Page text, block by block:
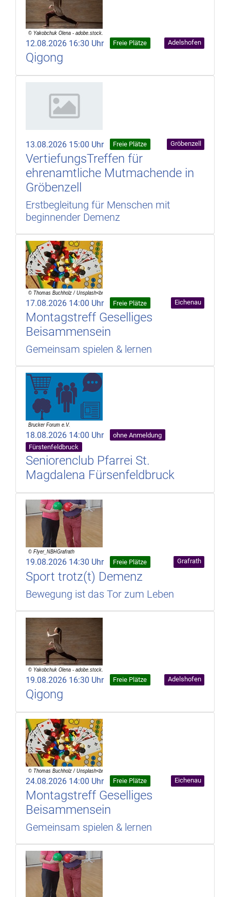
12.08.2026 16:30 Uhr Freie Plätze Adelshofen
Qigong
13.08.2026 15:00 Uhr Freie Plätze Gröbenzell
VertiefungsTreffen für
ehrenamtliche Mutmachende in
Gröbenzell
Erstbegleitung für Menschen mit
beginnender Demenz
17.08.2026 14:00 Uhr Freie Plätze Eichenau
Montagstreff Geselliges
Beisammensein
Gemeinsam spielen & lernen
18.08.2026 14:00 Uhr
ohne Anmeldung
Fürstenfeldbruck
Seniorenclub Pfarrei St.
Magdalena Fürsenfeldbruck
19.08.2026 14:30 Uhr Freie Plätze Grafrath
Sport trotz(t) Demenz
Bewegung ist das Tor zum Leben
19.08.2026 16:30 Uhr Freie Plätze Adelshofen
Qigong
24.08.2026 14:00 Uhr Freie Plätze Eichenau
Montagstreff Geselliges
Beisammensein
Gemeinsam spielen & lernen